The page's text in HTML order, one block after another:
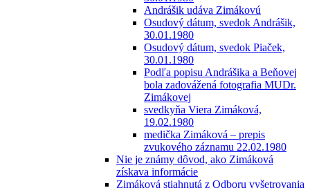
Andrášik udáva Zimákovú
Osudový dátum, svedok Andrášik,
30.01.1980
Osudový dátum, svedok Piaček,
30.01.1980
Podľa popisu Andrášika a Beňovej
bola zadovážená fotografia MUDr.
Zimákovej
svedkyňa Viera Zimáková,
19.02.1980
medička Zimáková – prepis
zvukového záznamu 22.02.1980
Nie je známy dôvod, ako Zimáková
získava informácie
Zimáková stiahnutá z Odboru vyšetrovania